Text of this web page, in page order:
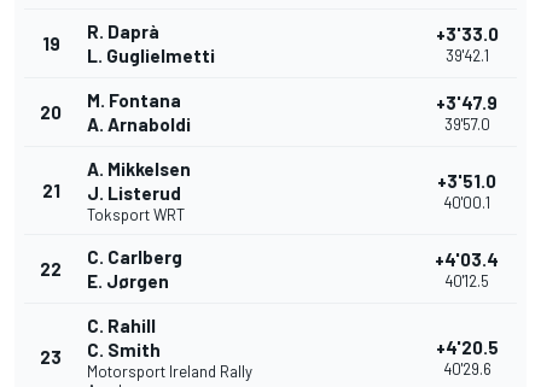
19
R. Daprà
L. Guglielmetti
+3'33.0
39'42.1
20
M. Fontana
A. Arnaboldi
+3'47.9
39'57.0
21
A. Mikkelsen
J. Listerud
Toksport WRT
+3'51.0
40'00.1
22
C. Carlberg
E. Jørgen
+4'03.4
40'12.5
23
C. Rahill
C. Smith
Motorsport Ireland Rally
+4'20.5
40'29.6